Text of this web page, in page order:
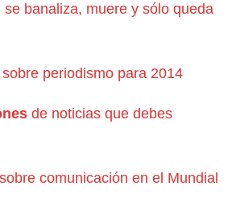
se banaliza, muere y sólo queda
sobre periodismo para 2014
de noticias que debes
sobre comunicación en el Mundial